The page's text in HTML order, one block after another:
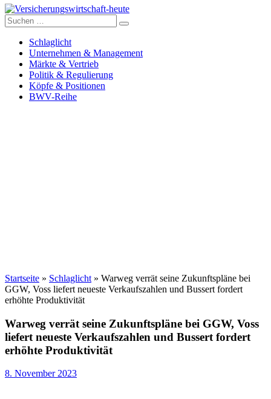
Versicherungswirtschaft-heute
Suche
nach:
Schlaglicht
Unternehmen & Management
Märkte & Vertrieb
Politik & Regulierung
Köpfe & Positionen
BWV-Reihe
Startseite » Schlaglicht » Warweg verrät seine Zukunftspläne bei
GGW, Voss liefert neueste Verkaufszahlen und Bussert fordert
erhöhte Produktivität
Warweg verrät seine Zukunftspläne bei GGW, Voss
liefert neueste Verkaufszahlen und Bussert fordert
erhöhte Produktivität
8. November 2023